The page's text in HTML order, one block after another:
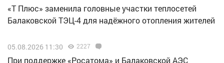
«Т Плюс» заменила головные участки теплосетей
Балаковской ТЭЦ-4 для надёжного отопления жителей
05.08.2026 11:30 2227
При поддержке «Росатома» и Балаковской АЭС